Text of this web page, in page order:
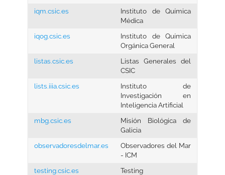
iqm.csic.es
Instituto de Química
Médica
iqog.csic.es
Instituto de Química
Orgánica General
listas.csic.es
Listas Generales del
CSIC
lists.iiia.csic.es
Instituto de
Investigación en
Inteligencia Artificial
mbg.csic.es
Misión Biológica de
Galicia
observadoresdelmar.es
Observadores del Mar
- ICM
testing.csic.es
Testing